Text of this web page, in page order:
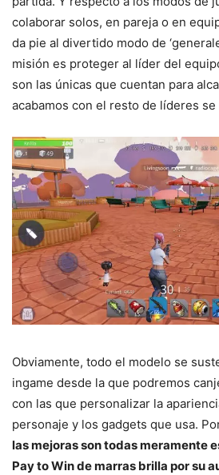
colaborar solos, en pareja o en
da pie al divertido modo de
misión es proteger al líder del
son las únicas que cuentan para
acabamos con el resto de líderes se
Obviamente, todo el modelo se
ingame desde la que podremos
con las que personalizar la
personaje y los gadgets que usa.
las mejoras son todas meramente
Pay to Win de marras brilla por su